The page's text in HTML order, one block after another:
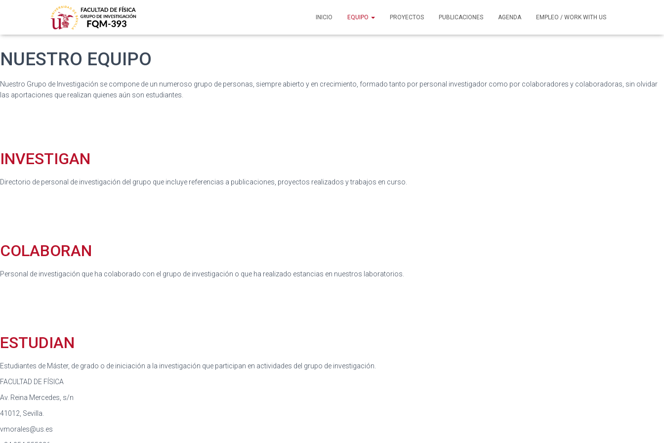
INICIO EQUIPO PROYECTOS PUBLICACIONES AGENDA EMPLEO / WORK WITH US
NUESTRO EQUIPO
Nuestro Grupo de Investigación se compone de un numeroso grupo de personas, siempre abierto y en crecimiento, formado tanto por personal investigador como por colaboradores y colaboradoras, sin olvidar
las aportaciones que realizan quienes aún son estudiantes.
INVESTIGAN
Directorio de personal de investigación del grupo que incluye referencias a publicaciones, proyectos realizados y trabajos en curso.
COLABORAN
Personal de investigación que ha colaborado con el grupo de investigación o que ha realizado estancias en nuestros laboratorios.
ESTUDIAN
Estudiantes de Máster, de grado o de iniciación a la investigación que participan en actividades del grupo de investigación.
FACULTAD DE FÍSICA
Av. Reina Mercedes, s/n
41012, Sevilla.
vmorales@us.es